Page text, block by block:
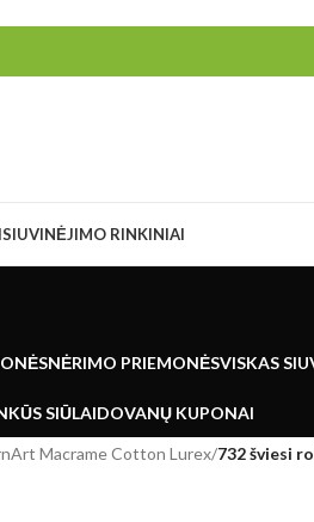
SIUVINĖJIMO RINKINIAI
NĖRIMO PRIEMONĖSVISKAS
SIŪLAIDOVANŲ KUPONAI
Macrame Cotton Lurex/732 šviesi